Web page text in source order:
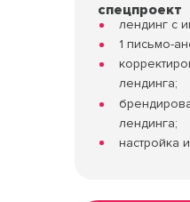
лендинг с
1 письмо-
лендинга;
спецпроект
лендинга;
настройка